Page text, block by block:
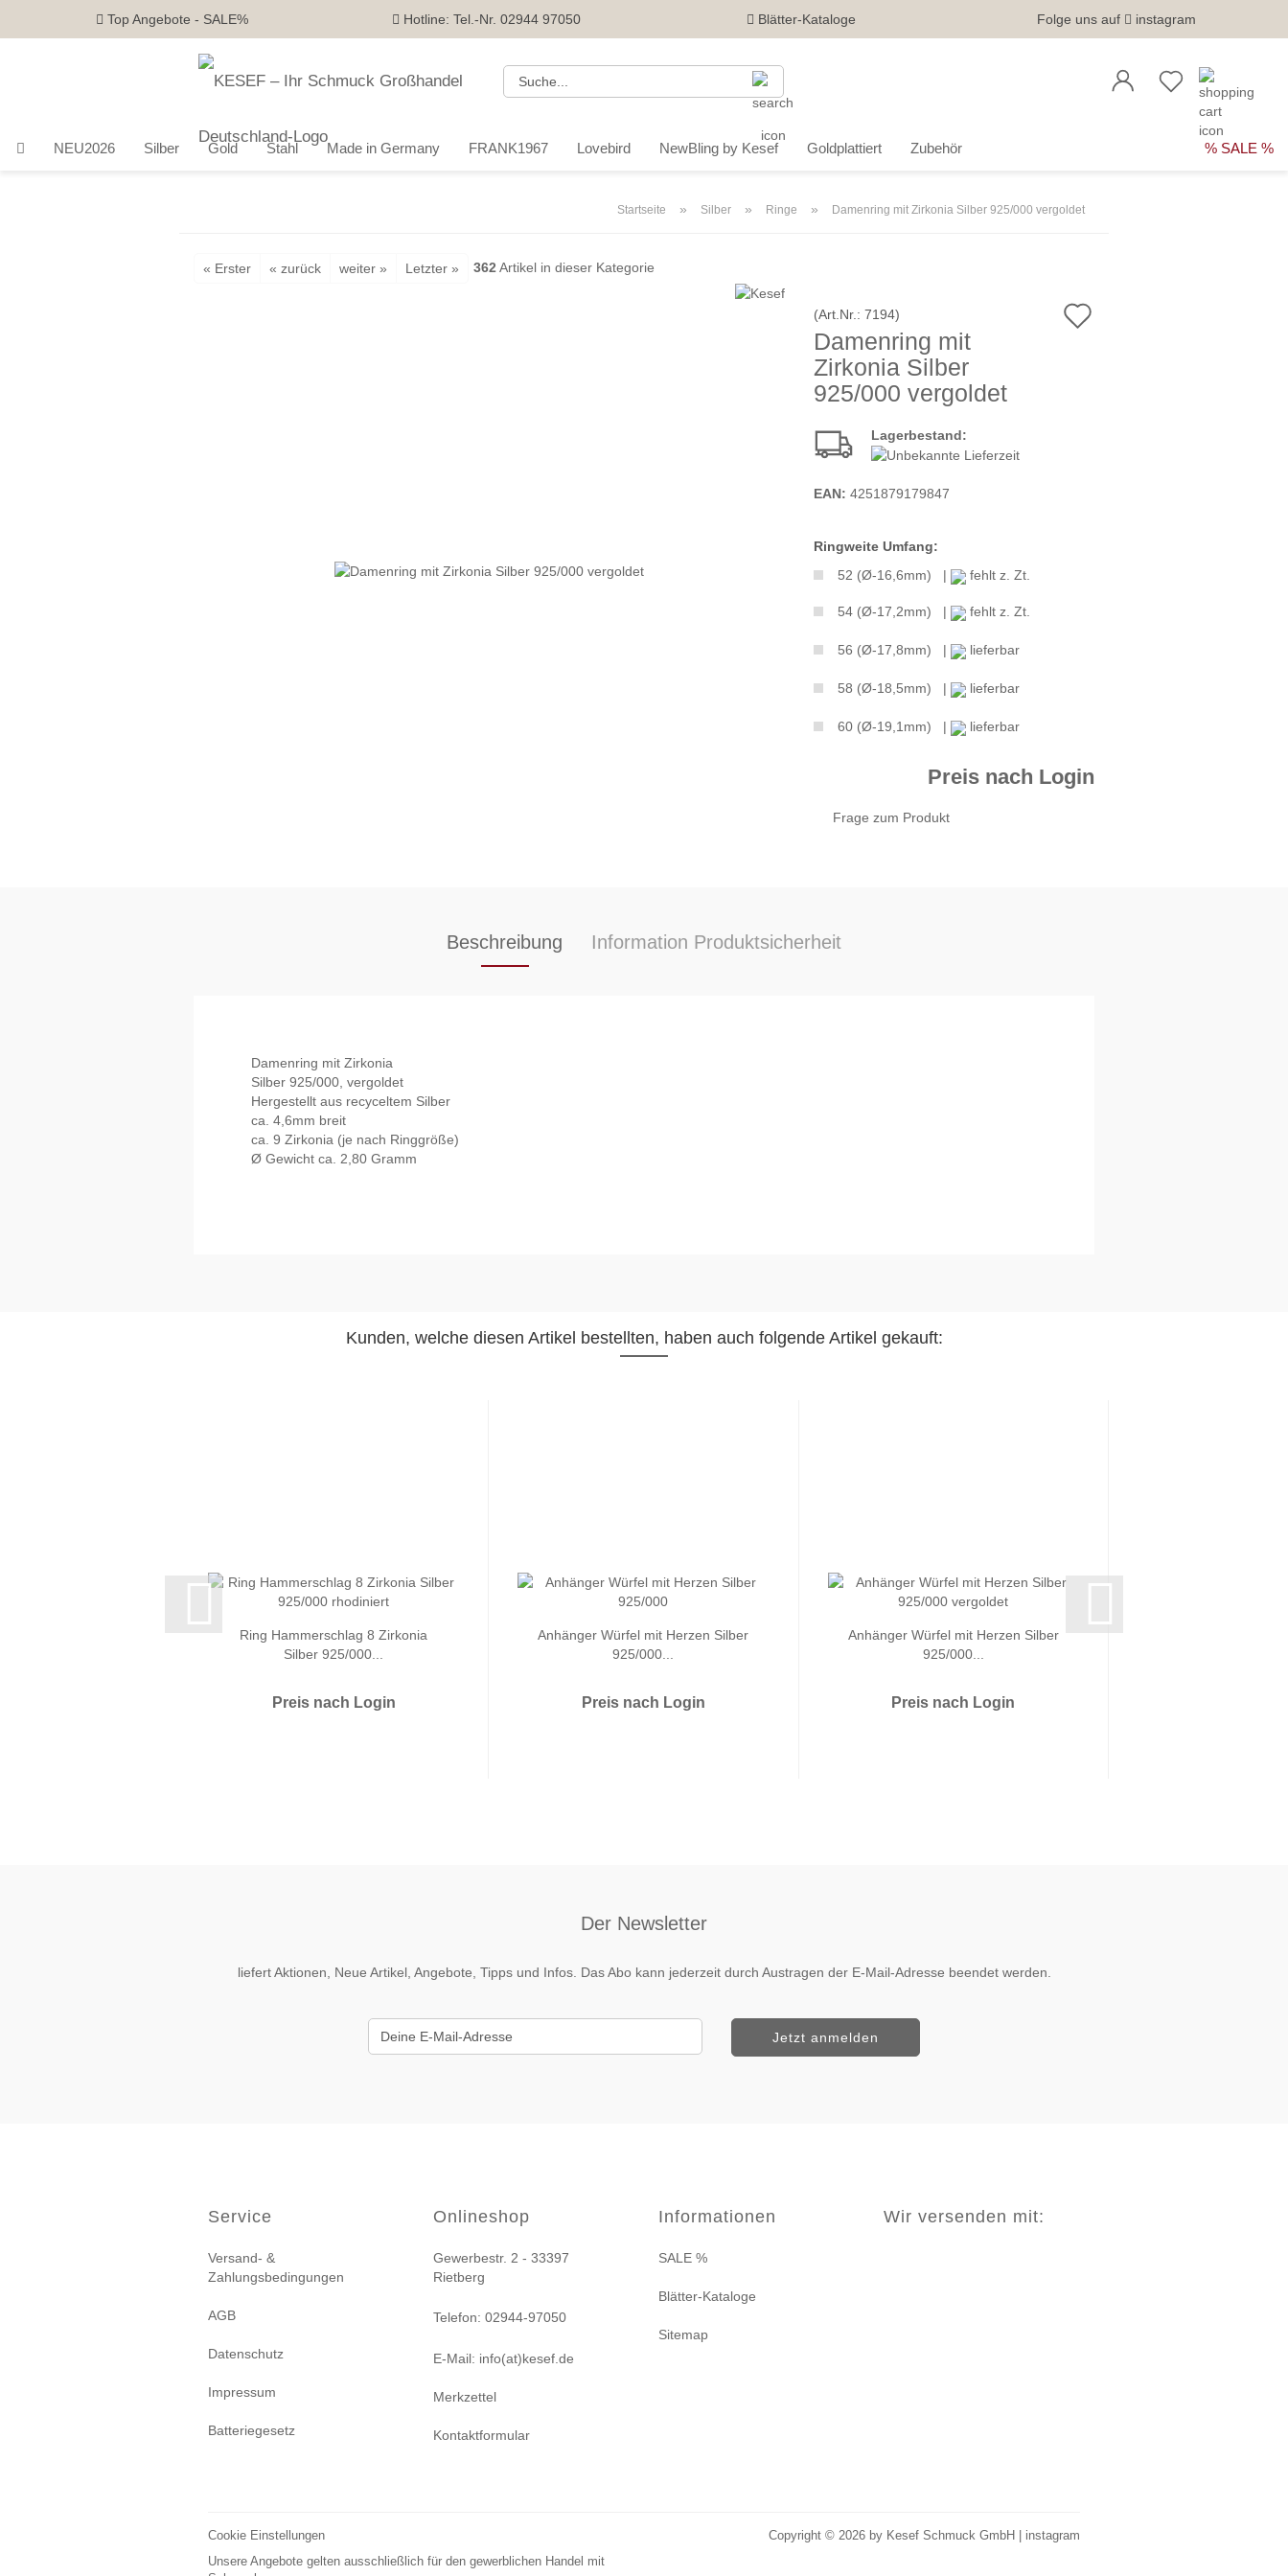
Top Angebote - SALE% Hotline: Tel.-Nr. 02944 97050 Blätter-Kataloge Folge uns auf instagram
NEU2026 Silber Gold Stahl Made in Germany FRANK1967 Lovebird NewBling by Kesef Goldplattiert Zubehör % SALE %
Startseite » Silber » Ringe » Damenring mit Zirkonia Silber 925/000 vergoldet
« Erster « zurück weiter » Letzter » 362 Artikel in dieser Kategorie
(Art.Nr.: 7194)
Damenring mit
Zirkonia Silber
925/000 vergoldet
Lagerbestand:
EAN: 4251879179847
Ringweite Umfang:
52 (Ø-16,6mm) |
fehlt z. Zt.
54 (Ø-17,2mm) | fehlt z. Zt.
56 (Ø-17,8mm) | lieferbar
58 (Ø-18,5mm) | lieferbar
60 (Ø-19,1mm) | lieferbar
Preis nach Login
Frage zum Produkt
Beschreibung Information Produktsicherheit
Damenring mit Zirkonia
Silber 925/000, vergoldet
Hergestellt aus recyceltem Silber
ca. 4,6mm breit
ca. 9 Zirkonia (je nach Ringgröße)
Ø Gewicht ca. 2,80 Gramm
Kunden, welche diesen Artikel bestellten, haben auch folgende Artikel gekauft:
Ring Hammerschlag 8 Zirkonia
Silber 925/000...
Preis nach Login
Anhänger Würfel mit Herzen Silber
925/000...
Preis nach Login
Anhänger Würfel mit Herzen Silber
925/000...
Preis nach Login
Der Newsletter
liefert Aktionen, Neue Artikel, Angebote, Tipps und Infos. Das Abo kann jederzeit durch Austragen der E-Mail-Adresse beendet werden.
Service
Versand- &
Zahlungsbedingungen
AGB
Datenschutz
Impressum
Batteriegesetz
Onlineshop
Gewerbestr. 2 - 33397
Rietberg
Telefon: 02944-97050
E-Mail: info(at)kesef.de
Merkzettel
Kontaktformular
Informationen
SALE %
Blätter-Kataloge
Sitemap
Wir versenden mit:
Cookie Einstellungen
Unsere Angebote gelten ausschließlich für den gewerblichen Handel mit
Copyright © 2026 by Kesef Schmuck GmbH | instagram